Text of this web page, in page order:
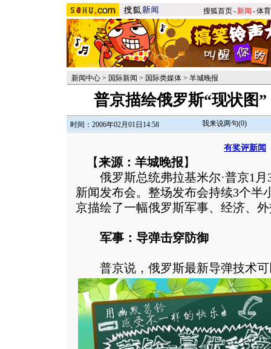
搜狐首页-新闻 -体育
新闻中心 > 国际新闻 > 国际类媒体 > 羊城晚报
普京描绘俄罗斯“现状图
时间：2006年02月01日14:58 我来说两句(0)
有奖评新闻
【来源：羊城晚报 】
俄罗斯总统弗拉基米尔·普京1月
新闻发布会。整场发布会持续3个半
京描绘了一幅俄罗斯军事、经济、
军事：导弹击穿防御
普京说，俄罗斯最新导弹技术可